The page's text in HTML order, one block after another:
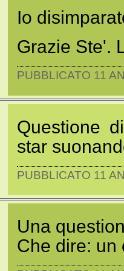
Io
Grazie Ste'.
PUBBLICATO 11
Questione
star
PUBBLICATO 11
Una
Che dire: un